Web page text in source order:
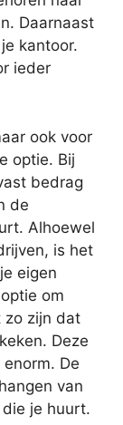
Daarnaast
kantoor.
ieder
ook voor
optie. Bij
bedrag
de
Alhoewel
is het
eigen
om
zo zijn dat
Deze
De
van
je huurt.